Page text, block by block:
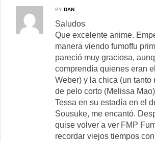
BY DAN
Saludos
Que excelente anime.
manera viendo fumoffu
pareció muy graciosa,
comprendía quienes eran
Weber) y la chica (un tanto
de pelo corto (Melissa
Tessa en su estadía en el
Sousuke, me encantó.
quise volver a ver FMP
recordar viejos tiempos